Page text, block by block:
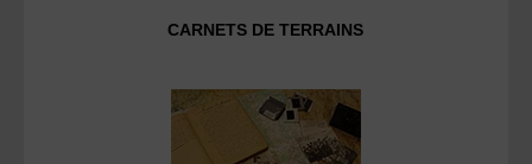
CARNETS DE TERRAINS